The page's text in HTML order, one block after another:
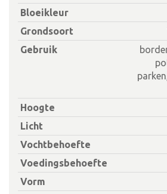
Bloeikleur
Grondsoort
Gebruik
Hoogte
Licht
Vochtbehoefte
Voedingsbehoefte
Vorm